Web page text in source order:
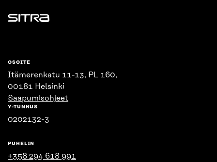
Sitra
OSOITE
Itämerenkatu 11-13, PL 160,
00181 Helsinki
Saapumisohjeet
Y-TUNNUS
0202132-3
PUHELIN
+358 294 618 991